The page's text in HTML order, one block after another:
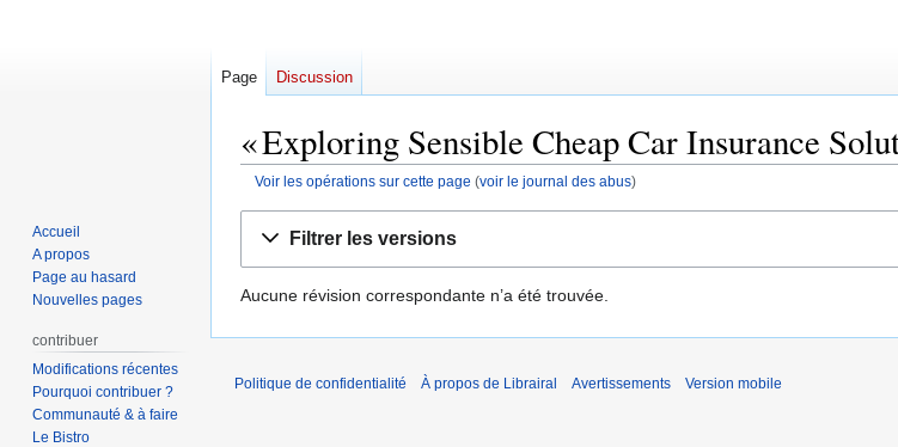
« Exploring Sensible Cheap Car Insurance
Voir les opérations sur cette page (voir le journal des abus)
navigation
recherche
Filtrer les versions
Aucune révision correspondante n’a été trouvée.
Page Discussion
Accueil
A propos
Page au hasard
Nouvelles pages
contribuer
Modifications récentes
Pourquoi contribuer ?
Communauté & à faire
Le Bistro
Politique de confidentialité À propos de Librairal Avertissements Version mobile